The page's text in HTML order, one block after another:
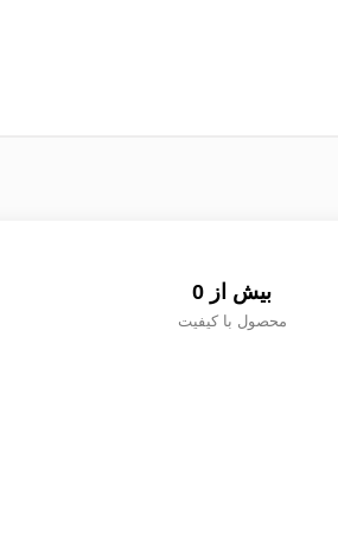
محصول با کیفیت
بیش از 0